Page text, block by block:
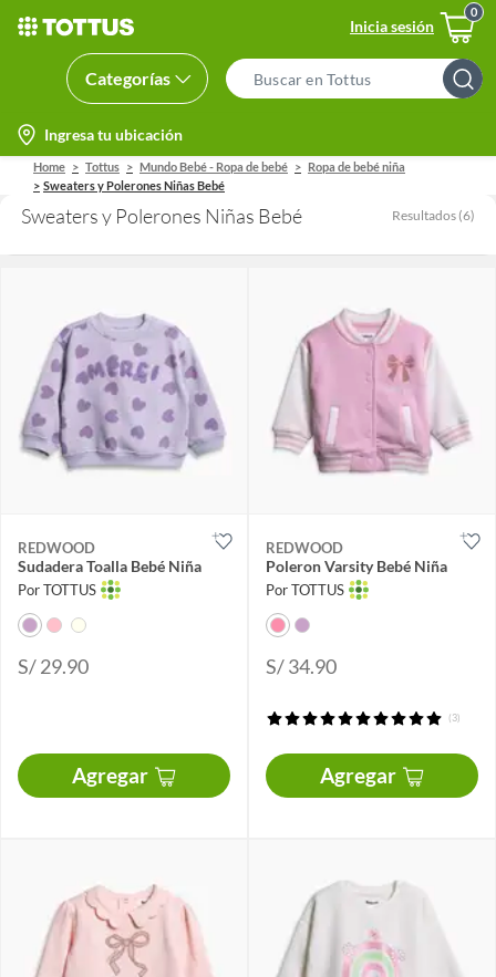
Inicia sesión
Categorías
Search
Bar
location-
icon
Ingresa tu ubicación
Home Tottus Mundo Bebé - Ropa de bebé
Ropa de bebé niña
Sweaters y Polerones Niñas Bebé
Sweaters y Polerones Niñas Bebé Resultados (6)
REDWOOD
Sudadera Toalla Bebé Niña
Por TOTTUS
S/ 29.90
Agregar
REDWOOD
Poleron Varsity Bebé Niña
Por TOTTUS
S/ 34.90
(3)
Agregar